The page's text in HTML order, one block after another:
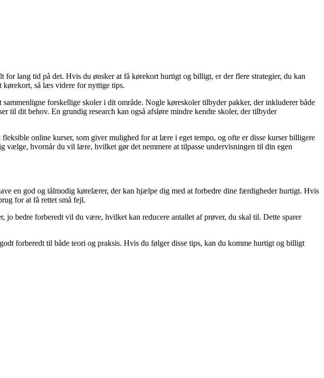
lang tid på det. Hvis du ønsker at få kørekort hurtigt og billigt, er der flere strategier, du kan
kørekort, så læs videre for nyttige tips.
forskellige skoler i dit område. Nogle køreskoler tilbyder pakker, der inkluderer både
til dit behov. En grundig research kan også afsløre mindre kendte skoler, der tilbyder
online kurser, som giver mulighed for at lære i eget tempo, og ofte er disse kurser billigere
vælge, hvornår du vil lære, hvilket gør det nemmere at tilpasse undervisningen til din egen
en god og tålmodig kørelærer, der kan hjælpe dig med at forbedre dine færdigheder hurtigt. Hvis
for at få rettet små fejl.
jo bedre forberedt vil du være, hvilket kan reducere antallet af prøver, du skal til. Dette sparer
forberedt til både teori og praksis. Hvis du følger disse tips, kan du komme hurtigt og billigt